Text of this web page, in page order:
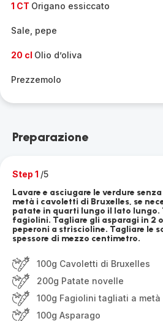
1 CT Origano essiccato
Sale, pepe
20 cl Olio d’oliva
Prezzemolo
Preparazione
Step 1 /5
Lavare e asciugare le verdure
metà i cavoletti di Bruxelles, se
patate in quarti lungo il lato lungo.
fagiolini. Tagliare gli asparagi in 2
peperoni a striscioline. Tagliare le
spessore di mezzo centimetro.
100g Cavoletti di Bruxelles
200g Patate novelle
100g Fagiolini tagliati a metà
100g Asparago